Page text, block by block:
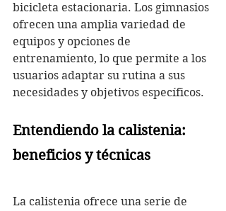
bicicleta estacionaria. Los gimnasios
ofrecen una amplia variedad de
equipos y opciones de
entrenamiento, lo que permite a los
usuarios adaptar su rutina a sus
necesidades y objetivos específicos.
Entendiendo la calistenia:
beneficios y técnicas
La calistenia ofrece una serie de